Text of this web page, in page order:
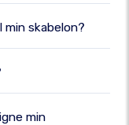
skabelon?
min